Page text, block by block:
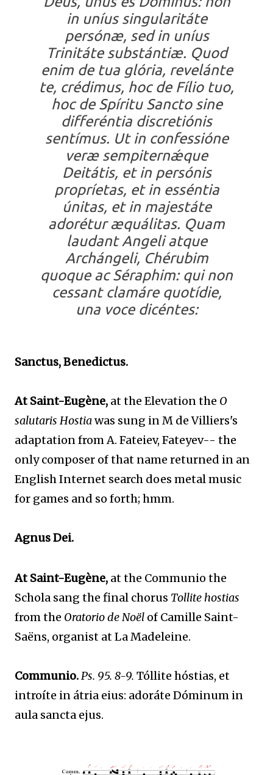
in uníus singularitáte
persónæ, sed in uníus
Trinitáte substántiæ. Quod
enim de tua glória, revelánte
te, crédimus, hoc de Fílio tuo,
hoc de Spíritu Sancto sine
differéntia discretiónis
sentímus. Ut in confessióne
veræ sempiternǽque
Deitátis, et in persónis
propríetas, et in esséntia
únitas, et in majestáte
adorétur æquálitas. Quam
laudant Angeli atque
Archángeli, Chérubim
quoque ac Séraphim: qui non
cessant clamáre quotídie,
una voce dicéntes:
Sanctus, Benedictus.
At Saint-Eugène, at the Elevation the O
salutaris Hostiawas sung in M de Villiers's
adaptation from A. Fateiev, Fateyev-- the
only composer of that name returned in an
English Internet search does metal music
for games and so forth; hmm.
Agnus Dei.
At Saint-Eugène, at the Communio the
Schola sang the final chorus Tollite hostias
from the Oratorio de Noël of Camille Saint-
Saëns, organist at La Madeleine.
Communio.Ps. 95. 8-9. Tóllite hóstias, et
introíte in átria eius: adoráte Dóminum in
aula sancta ejus.